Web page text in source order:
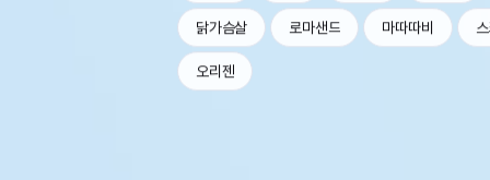
닭가슴살 로마샌드 마따따비
오리젠